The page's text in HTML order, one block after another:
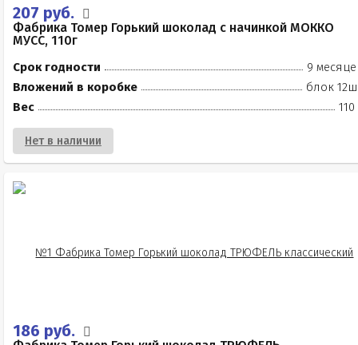
207 руб.
Фабрика Томер Горький шоколад с начинкой МОККО
МУСС, 110г
Срок годности
9
Вложений в коробке
блок
Вес
110
Нет в наличии
186 руб.